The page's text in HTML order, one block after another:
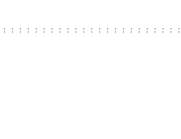
：：：：：：：：：：：：：：：：：：：：：：